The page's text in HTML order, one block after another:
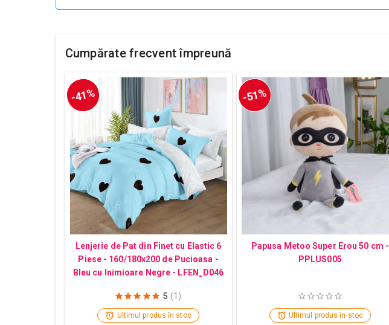
Cumpărate frecvent împreună
-41%
Lenjerie de Pat din Finet cu Elastic 6
Piese - 160/180x200 de Pucioasa -
Bleu cu Inimioare Negre - LFEN_D046
5 (1)
Ultimul produs în stoc
-51%
Papusa Metoo Super Erou 50 cm -
PPLUS005
Ultimul produs în stoc